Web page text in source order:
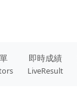
即時成績
LiveResult